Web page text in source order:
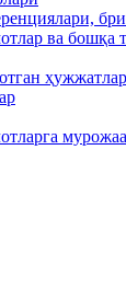
ва бошқа
ҳужжатлар